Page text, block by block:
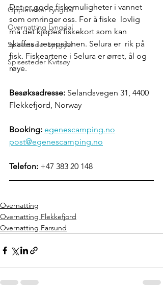
Opplevelser Lyngdal
Overnatting Lyngdal
Spisesteder Lyngdal
Spisesteder Kvitsøy
Det er gode fiskemuligheter i vannet
som omringer oss. For å fiske  lovlig
må det kjøpes fiskekort som kan
skaffes i resepsjonen. Selura er  rik på
fisk. Fiskeartene i Selura er ørret, ål og
røye.
Besøksadresse: Selandsvegen 31, 4400
Flekkefjord, Norway
Booking: egenescamping.no
post@egenescamping.no
Telefon: +47 383 20 148
Overnatting
Overnatting Flekkefjord
Overnatting Farsund